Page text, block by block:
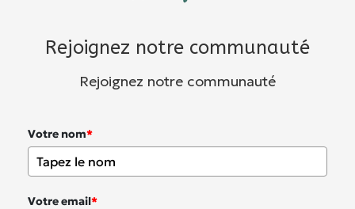
Rejoignez notre communauté
Rejoignez notre communauté
Votre nom*
Votre email*